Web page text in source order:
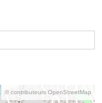
© contributeurs OpenStreetMap